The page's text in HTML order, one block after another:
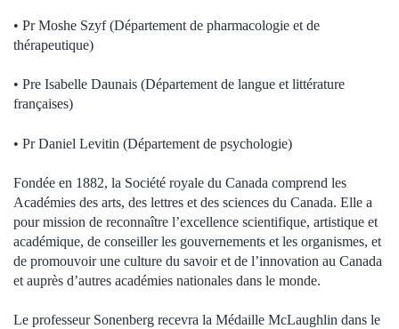
• Pr Moshe Szyf (Département de pharmacologie et de
thérapeutique)
• Pre Isabelle Daunais (Département de langue et littérature
françaises)
• Pr Daniel Levitin (Département de psychologie)
Fondée en 1882, la Société royale du Canada comprend les
Académies des arts, des lettres et des sciences du Canada. Elle a
pour mission de reconnaître l’excellence scientifique, artistique et
académique, de conseiller les gouvernements et les organismes, et
de promouvoir une culture du savoir et de l’innovation au Canada
et auprès d’autres académies nationales dans le monde.
Le professeur Sonenberg recevra la Médaille McLaughlin dans le